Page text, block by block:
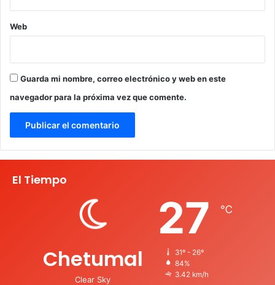
Web
Guarda mi nombre, correo electrónico y web en este
navegador para la próxima vez que comente.
El Tiempo
Chetumal
Clear Sky
27 ℃
31º - 26º
84%
3.42 km/h